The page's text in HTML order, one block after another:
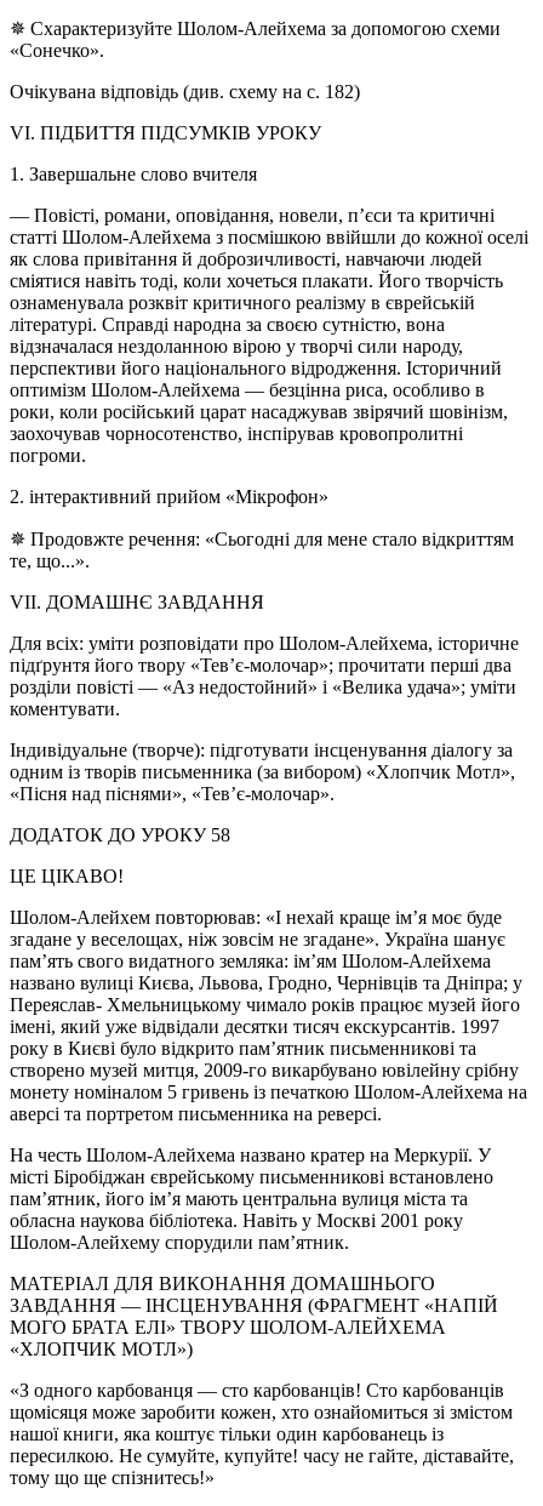
✵ Схарактеризуйте Шолом-Алейхема за допомогою схеми
«Сонечко».
Очікувана відповідь (див. схему на с. 182)
VI. ПІДБИТТЯ ПІДСУМКІВ УРОКУ
1. Завершальне слово вчителя
— Повісті, романи, оповідання, новели, п’єси та критичні
статті Шолом-Алейхема з посмішкою ввійшли до кожної оселі
як слова привітання й доброзичливості, навчаючи людей
сміятися навіть тоді, коли хочеться плакати. Його творчість
ознаменувала розквіт критичного реалізму в єврейській
літературі. Справді народна за своєю сутністю, вона
відзначалася нездоланною вірою у творчі сили народу,
перспективи його національного відродження. Історичний
оптимізм Шолом-Алейхема — безцінна риса, особливо в
роки, коли російський царат насаджував звірячий шовінізм,
заохочував чорносотенство, інспірував кровопролитні
погроми.
2. інтерактивний прийом «Мікрофон»
✵ Продовжте речення: «Сьогодні для мене стало відкриттям
те, що...».
VII. ДОМАШНЄ ЗАВДАННЯ
Для всіх: уміти розповідати про Шолом-Алейхема, історичне
підґрунтя його твору «Тев’є-молочар»; прочитати перші два
розділи повісті — «Аз недостойний» і «Велика удача»; уміти
коментувати.
Індивідуальне (творче): підготувати інсценування діалогу за
одним із творів письменника (за вибором) «Хлопчик Мотл»,
«Пісня над піснями», «Тев’є-молочар».
ДОДАТОК ДО УРОКУ 58
ЦЕ ЦІКАВО!
Шолом-Алейхем повторював: «І нехай краще ім’я моє буде
згадане у веселощах, ніж зовсім не згадане». Україна шанує
пам’ять свого видатного земляка: ім’ям Шолом-Алейхема
названо вулиці Києва, Львова, Гродно, Чернівців та Дніпра; у
Переяслав- Хмельницькому чимало років працює музей його
імені, який уже відвідали десятки тисяч екскурсантів. 1997
року в Києві було відкрито пам’ятник письменникові та
створено музей митця, 2009-го викарбувано ювілейну срібну
монету номіналом 5 гривень із печаткою Шолом-Алейхема на
аверсі та портретом письменника на реверсі.
На честь Шолом-Алейхема названо кратер на Меркурії. У
місті Біробіджан єврейському письменникові встановлено
пам’ятник, його ім’я мають центральна вулиця міста та
обласна наукова бібліотека. Навіть у Москві 2001 року
Шолом-Алейхему спорудили пам’ятник.
МАТЕРІАЛ ДЛЯ ВИКОНАННЯ ДОМАШНЬОГО
ЗАВДАННЯ — ІНСЦЕНУВАННЯ (ФРАГМЕНТ «НАПІЙ
МОГО БРАТА ЕЛІ» ТВОРУ ШОЛОМ-АЛЕЙХЕМА
«ХЛОПЧИК МОТЛ»)
«З одного карбованця — сто карбованців! Сто карбованців
щомісяця може заробити кожен, хто ознайомиться зі змістом
нашої книги, яка коштує тільки один карбованець із
пересилкою. Не сумуйте, купуйте! часу не гайте, діставайте,
тому що ще спізнитесь!»